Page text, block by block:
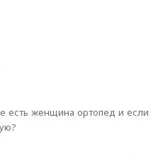
есть женщина ортопед и если